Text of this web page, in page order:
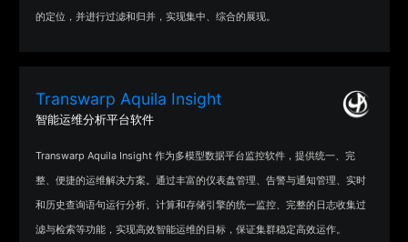
的定位，并进行过滤和归并，实现集中、综合的展现。
Transwarp Aquila Insight
智能运维分析平台软件
Transwarp Aquila Insight 作为多模型数据平台监控软件，提供统一、完
整、便捷的运维解决方案。通过丰富的仪表盘管理、告警与通知管理、实时
和历史查询语句运行分析、计算和存储引擎的统一监控、完整的日志收集过
滤与检索等功能，实现高效智能运维的目标，保证集群稳定高效运作。